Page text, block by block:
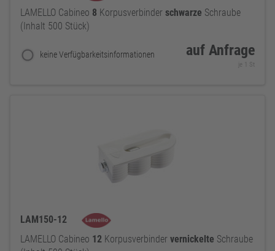
LAMELLO Cabineo 8 Korpusverbinder schwarze Schraube
(Inhalt 500 Stück)
keine Verfügbarkeitsinformationen auf Anfrage
je 1 St
LAM150-12
LAMELLO Cabineo 12 Korpusverbinder vernickelte Schraube